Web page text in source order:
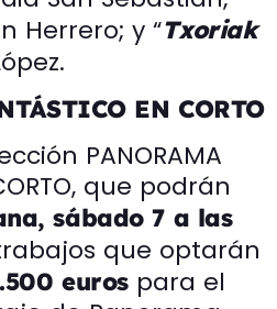
Herrero; y “Txoriak
EN CORTO
PANORAMA
que podrán
sábado 7 a las
que optarán
eurospara el